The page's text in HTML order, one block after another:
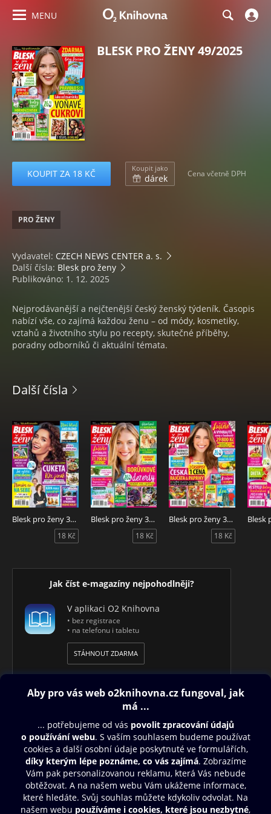
MENU
BLESK PRO ŽENY 49/2025
KOUPIT ZA 18 KČ Koupit jako
dárek Cena včetně DPH
PRO ŽENY
Vydavatel: CZECH NEWS CENTER a. s.
Další čísla: Blesk pro ženy
Publikováno: 1. 12. 2025
Nejprodávanější a nejčtenější český ženský týdeník. Časopis
nabízí vše, co zajímá každou ženu – od módy, kosmetiky,
vztahů a životního stylu po recepty, skutečné příběhy,
poradny odborníků či aktuální témata.
Další čísla
Blesk pro ženy 32/2026
18 Kč
Blesk pro ženy 31/2026
18 Kč
Blesk pro ženy 30/2026
18 Kč
Jak číst e-magazíny nejpohodlněji?
V aplikaci O2 Knihovna
• bez registrace
• na telefonu i tabletu
STÁHNOUT ZDARMA
Obsah ke stažení
Moje O2 Knihovna
Další zábava